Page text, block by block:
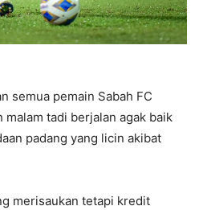
semua pemain Sabah FC
tadi berjalan agak baik
padang yang licin akibat
merisaukan tetapi kredit